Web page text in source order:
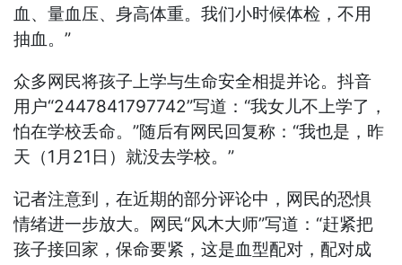
血、量血压、身高体重。我们小时候体检，不用
抽血。”
众多网民将孩子上学与生命安全相提并论。抖音
用户“2447841797742”写道：“我女儿不上学了，
怕在学校丢命。”随后有网民回复称：“我也是，昨
天（1月21日）就没去学校。”
记者注意到，在近期的部分评论中，网民的恐惧
情绪进一步放大。网民“风木大师”写道：“赶紧把
孩子接回家，保命要紧，这是血型配对，配对成